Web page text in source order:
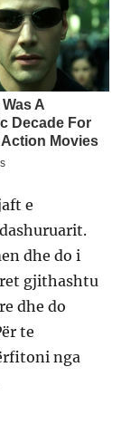
e
dhe do i
gjithashtu
dhe do
te
nga